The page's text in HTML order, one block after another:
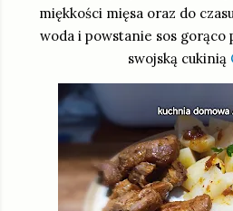
miękkości mięsa oraz do
woda i powstanie sos gorąco
swojską cukinią